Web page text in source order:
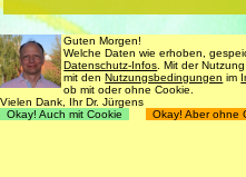
Guten Morgen!
Welche Daten wie erhoben,
Datenschutz-Infos . Mit der
mit denNutzungsbedingungen im
ob mit oder ohne Cookie.
Vielen Dank, Ihr Dr. Jürgens
Okay! Auch mit Cookie
Okay! Aber ohne